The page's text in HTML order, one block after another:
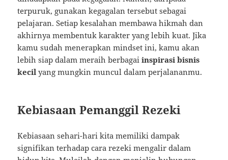
terpuruk, gunakan kegagalan tersebut sebagai
pelajaran. Setiap kesalahan membawa hikmah dan
akhirnya membentuk karakter yang lebih kuat. Jika
kamu sudah menerapkan mindset ini, kamu akan
lebih siap dalam meraih berbagaiinspirasi bisnis
kecil yang mungkin muncul dalam perjalananmu.
Kebiasaan Pemanggil Rezeki
Kebiasaan sehari-hari kita memiliki dampak
signifikan terhadap cara rezeki mengalir dalam